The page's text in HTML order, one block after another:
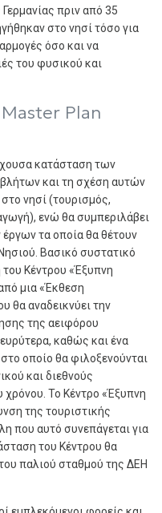
πριν από 35
στο νησί τόσο για
όσο και να
του φυσικού και
Plan
κατάσταση των
και τη σχέση αυτών
νησί (τουρισμός,
ενώ θα συμπεριλάβει
τα οποία θα θέτουν
Βασικό συστατικό
Κέντρου «Έξυπνη
μια «Έκθεση
θα αναδεικνύει την
της αειφόρου
καθώς και ένα
οποίο θα φιλοξενούνται
και διεθνούς
χρόνου. Το Κέντρο «Έξυπνη
της τουριστικής
που αυτό συνεπάγεται για
του Κέντρου θα
παλιού σταθμού της ΔΕΗ